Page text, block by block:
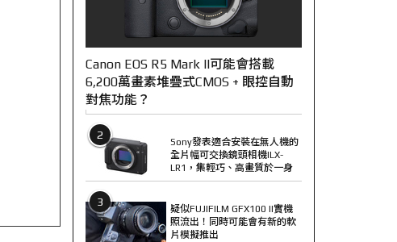
Canon EOS R5 Mark II可能會搭載
6,200萬畫素堆疊式CMOS + 眼控自動
對焦功能？
2
Sony發表適合安裝在無人機的
全片幅可交換鏡頭相機ILX-
LR1，集輕巧、高畫質於一身
3
疑似FUJIFILM GFX100 II實機
照流出！同時可能會有新的軟
片模擬推出